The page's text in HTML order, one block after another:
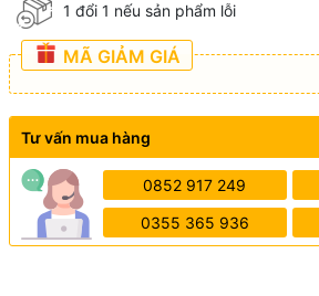
1 đổi 1 nếu sản phẩm lỗi
MÃ GIẢM GIÁ
Tư vấn mua hàng
0852 917 249
0355 365 936